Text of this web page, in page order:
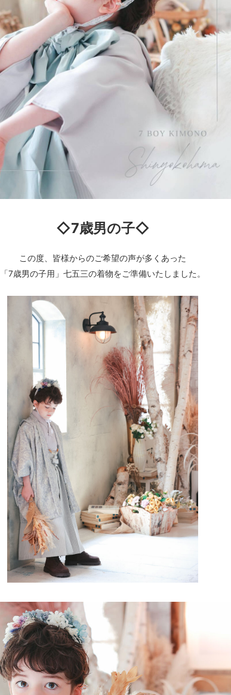
◇7歳男の子◇
この度、皆様からのご希望の声が多くあった
「7歳男の子用」七五三の着物をご準備いたしました。